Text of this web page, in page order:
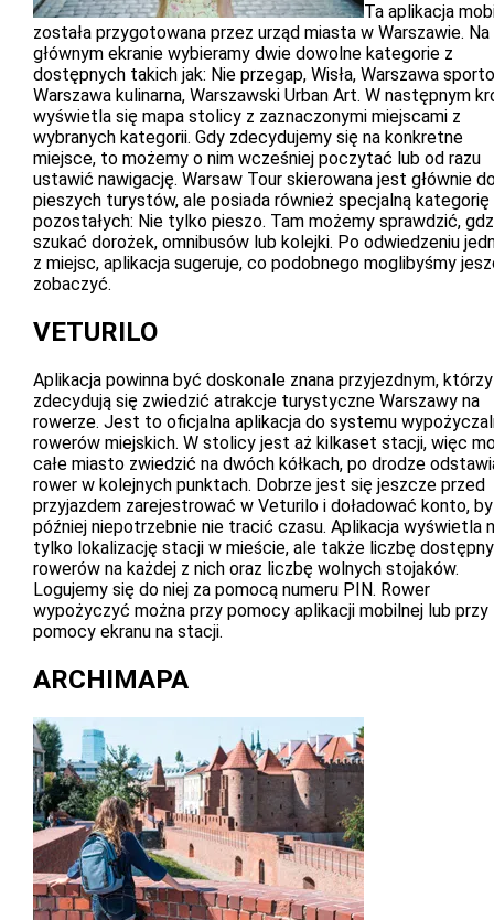
Ta aplikacja
została przygotowana przez urząd miasta w Warszawie. Na
głównym ekranie wybieramy dwie dowolne kategorie z
dostępnych takich jak: Nie przegap, Wisła, Warszawa
Warszawa kulinarna, Warszawski Urban Art. W następnym
wyświetla się mapa stolicy z zaznaczonymi miejscami z
wybranych kategorii. Gdy zdecydujemy się na konkretne
miejsce, to możemy o nim wcześniej poczytać lub od razu
ustawić nawigację. Warsaw Tour skierowana jest głównie
pieszych turystów, ale posiada również specjalną kategorię
pozostałych: Nie tylko pieszo. Tam możemy sprawdzić,
szukać dorożek, omnibusów lub kolejki. Po odwiedzeniu
z miejsc, aplikacja sugeruje, co podobnego moglibyśmy
zobaczyć.
VETURILO
Aplikacja powinna być doskonale znana przyjezdnym, którzy
zdecydują się zwiedzić atrakcje turystyczne Warszawy na
rowerze. Jest to oficjalna aplikacja do systemu
rowerów miejskich. W stolicy jest aż kilkaset stacji, więc
całe miasto zwiedzić na dwóch kółkach, po drodze
rower w kolejnych punktach. Dobrze jest się jeszcze przed
przyjazdem zarejestrować w Veturilo i doładować konto, by
później niepotrzebnie nie tracić czasu. Aplikacja wyświetla
tylko lokalizację stacji w mieście, ale także liczbę
rowerów na każdej z nich oraz liczbę wolnych stojaków.
Logujemy się do niej za pomocą numeru PIN. Rower
wypożyczyć można przy pomocy aplikacji mobilnej lub przy
pomocy ekranu na stacji.
ARCHIMAPA